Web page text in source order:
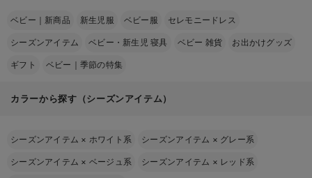
ベビー｜新商品 新生児服 ベビー服 セレモニードレス
シーズンアイテム ベビー・新生児 寝具 ベビー 雑貨 お出かけグッズ
ギフト ベビー｜季節の特集
カラーから探す（シーズンアイテム）
シーズンアイテム × ホワイト系 シーズンアイテム × グレー系
シーズンアイテム × ベージュ系 シーズンアイテム × レッド系